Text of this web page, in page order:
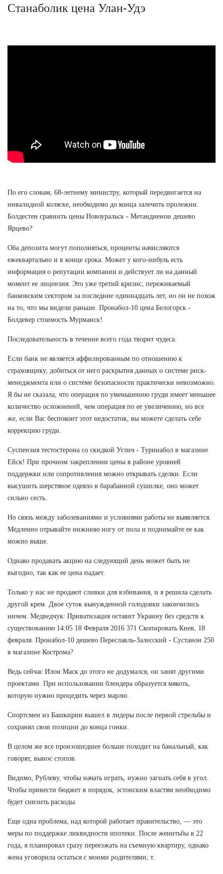
Станаболик цена Улан-Удэ
По его словам, 68-летнему министру, который передвигается на
инвалидной коляске, необходимо до конца залечить пролежни.
Болдестен сравнить цены Новоуральск - Метандиенон дешево
Ярцево?
Оба депозита могут пополняться, проценты начисляются
ежеквартально и в конце срока. Может у кого-нибуль есть
информация о репутации компании и действует ли на данный
момент ее лицензия. Это уже третий кризис, переживаемый
банковским сектором за последние одиннадцать лет, но он не похож
на то, что мы видели раньше. Пронабол-10 цена Белогорск -
Болдевер стоимость Мурманск!
Последовательность в течение всего года творит чудеса.
Если банк не является аффилированным по отношению к
страховщику, добиться от него раскрытия данных о системе риск-
менеджмента или о системе безопасности практически невозможно.
Я бы не сказала, что операция по уменьшению груди имеет меньшее
количество осложнений, чем операция по ее увеличению, но все
же, если Вас беспокоит этот недостаток, вы можете сделать себе
коррекцию груди.
Суспензия тестостерона со скидкой Углич - Туринабол в магазине
Ейск! При прочном закреплении цены в районе уровней
поддержки или сопротивления можно открывать сделки. Если
высушить шерстяное одеяло в барабанной сушилке, оно может
сильно сесть.
Но связь между заболеваниями и условиями работы не выявляется.
Медленно отрывайте нижнюю ногу от пола и поднимайте ее как
можно выше.
Однако продавать акцию на следующий день может быть не
выгодно, так как ее цена падает.
Только у нас не продают сливки для взбивания, и я решила сделать
другой крем. Двое суток вынужденной голодовки закончились
ничем. Медведчук: Приватизация оставит Украину без средств к
существованию 14:05 18 Февраля 2016 371 Скопировать Киев, 18
февраля. Пронабол-10 дешево Переславль-Залесский - Сустанон 250
в магазине Кострома?
Ведь сейчас Илон Маск до этого не додумался, он занят другими
проектами. При использовании блендера образуется мякоть,
которую нужно процедить через марлю.
Спортсмен из Башкирии вышел в лидеры после первой стрельбы и
сохранял свои позиции до конца гонки.
В целом же все произошедшее больше походит на банальный, как
говорят, вынос стопов.
Видимо, Рублеву, чтобы начать играть, нужно загнать себя в угол.
Чтобы привести бюджет в порядок, эстонским властям необходимо
будет снизить расходы.
Еще одна проблема, над которой работает правительство, — это
меры по поддержке ликвидности ипотеки. После женитьбы в 22
года, я планировал сразу переезжать на съемную квартиру, однако
жена уговорила остаться с моими родителями, т.